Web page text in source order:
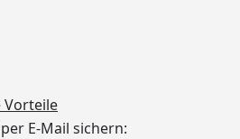
Vorteile
E-Mail sichern: